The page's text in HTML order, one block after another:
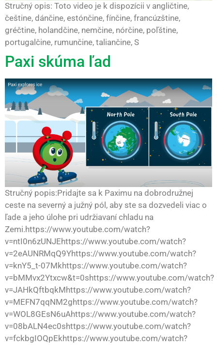
Stručný opis: Toto video je k dispozícii v angličtine,
češtine, dánčine, estónčine, fínčine, francúzštine,
gréčtine, holandčine, nemčine, nórčine, poľštine,
portugalčine, rumunčine, taliančine, S
Paxi skúma ľad
Stručný popis:Pridajte sa k Paximu na dobrodružnej
ceste na severný a južný pól, aby ste sa dozvedeli viac o
ľade a jeho úlohe pri udržiavaní chladu na
Zemi.https://www.youtube.com/watch?
v=ntI0n6zUNJEhttps://www.youtube.com/watch?
v=2eAUNRMqQ9Yhttps://www.youtube.com/watch?
v=knY5_t-07Mkhttps://www.youtube.com/watch?
v=bMMvx2Ytxcw&t=0shttps://www.youtube.com/watch?
v=JAHkQftbqkMhttps://www.youtube.com/watch?
v=MEFN7qqNM2ghttps://www.youtube.com/watch?
v=WOL8GEsN6uAhttps://www.youtube.com/watch?
v=08bALN4ec0shttps://www.youtube.com/watch?
v=fckbgIOQpEkhttps://www.youtube.com/watch?